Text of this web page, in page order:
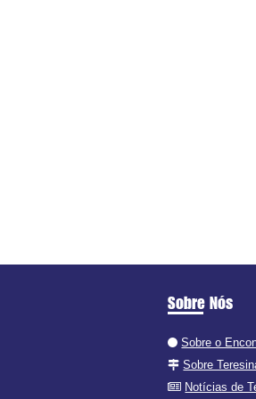
Sobre Nós
Sobre o
Sobre
Notícias de